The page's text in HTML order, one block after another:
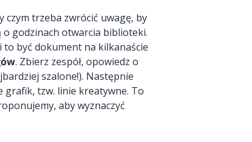
czym trzeba zwrócić uwagę, by
godzinach otwarcia biblioteki.
to być dokument na kilkanaście
. Zbierz zespół, opowiedz o
szalone!). Następnie
grafik, tzw. linie kreatywne. To
aby wyznaczyć